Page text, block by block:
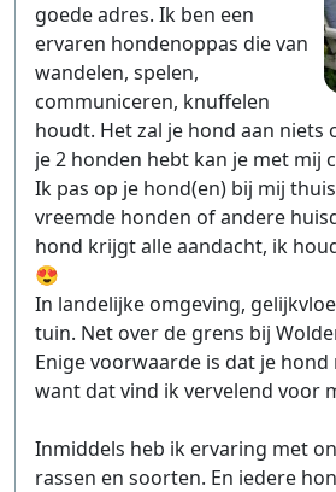
goede adres. Ik ben een
ervaren hondenoppas die van
wandelen, spelen,
communiceren, knuffelen
houdt. Het zal je hond aan niets
je 2 honden hebt kan je met mij
Ik pas op je hond(en) bij mij
vreemde honden of andere
hond krijgt alle aandacht, ik
😍
In landelijke omgeving,
tuin. Net over de grens bij
Enige voorwaarde is dat je
want dat vind ik vervelend voor
Inmiddels heb ik ervaring met
rassen en soorten. En iedere